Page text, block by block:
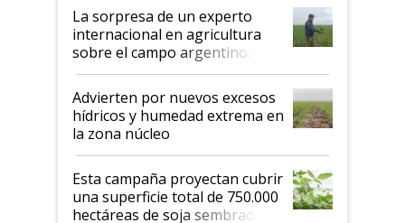
La sorpresa de un experto
internacional en agricultura
sobre el campo argentino:
"Estoy muy impresionado"
Advierten por nuevos excesos
hídricos y humedad extrema en
la zona núcleo
Esta campaña proyectan cubrir
una superficie total de 750.000
hectáreas de soja sembradas